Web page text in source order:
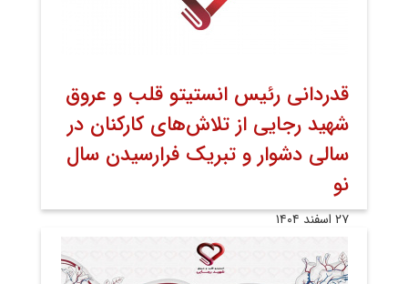
قدردانی رئیس انستیتو قلب و عروق
شهید رجایی از تلاش‌های کارکنان در
سالی دشوار و تبریک فرارسیدن سال
نو
۲۷ اسفند ۱۴۰۴